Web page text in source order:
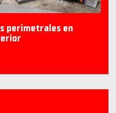
perimetrales en